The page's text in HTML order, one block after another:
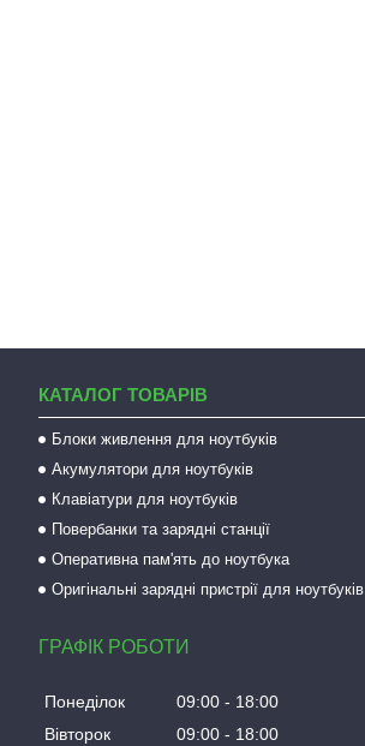
КАТАЛОГ ТОВАРІВ
Блоки живлення для ноутбуків
Акумулятори для ноутбуків
Клавіатури для ноутбуків
Повербанки та зарядні станції
Оперативна пам'ять до ноутбука
Оригінальні зарядні пристрії для ноутбуків
ГРАФІК РОБОТИ
Понеділок 09:00
18:00
Вівторок
09:00
18:00